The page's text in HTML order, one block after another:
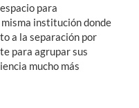
para
institución donde
a la separación por
para agrupar sus
mucho más